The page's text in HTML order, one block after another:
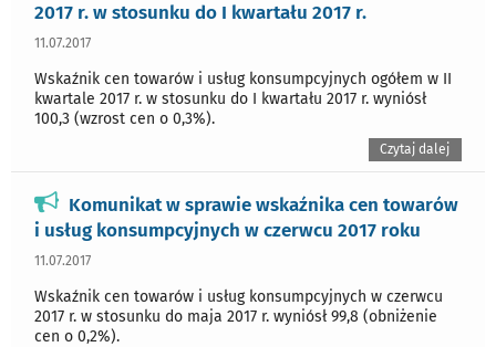
2017 r. w stosunku do I kwartału 2017 r.
11.07.2017
Wskaźnik cen towarów i usług konsumpcyjnych ogółem w II
kwartale 2017 r. w stosunku do I kwartału 2017 r. wyniósł
100,3 (wzrost cen o 0,3%).
Czytaj dalej
Komunikat w sprawie wskaźnika cen towarów
i usług konsumpcyjnych w czerwcu 2017 roku
11.07.2017
Wskaźnik cen towarów i usług konsumpcyjnych w czerwcu
2017 r. w stosunku do maja 2017 r. wyniósł 99,8 (obniżenie
cen o 0,2%).